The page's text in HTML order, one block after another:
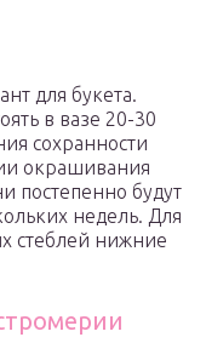
для букета.
в вазе 20-30
сохранности
окрашивания
постепенно будут
недель. Для
стеблей нижние